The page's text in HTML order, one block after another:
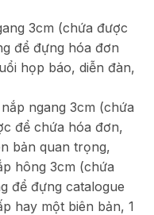
3cm (chứa được
để đựng hóa đơn
họp báo, diễn đàn,
ngang 3cm (chứa
để chứa hóa đơn,
bản quan trọng,
hông 3cm (chứa
để đựng catalogue
hay một biên bản, 1